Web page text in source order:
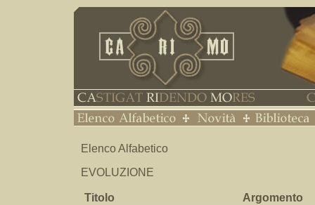
Elenco Alfabetico
EVOLUZIONE
Titolo Argomento